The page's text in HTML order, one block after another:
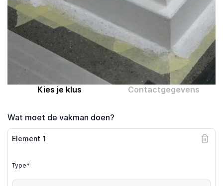
Help
Over MrFix
Log in als vakman
Kies je klus Contactgegevens
Wat moet de vakman doen?
Element 1
Type*